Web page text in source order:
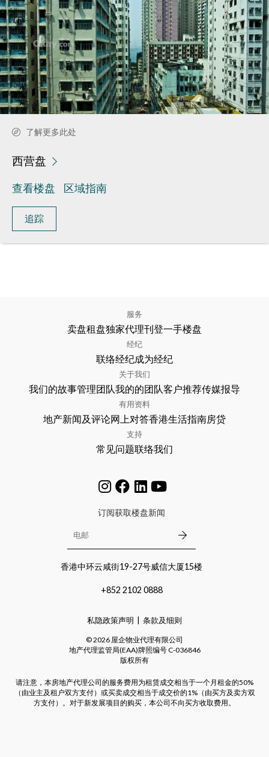
了解更多此处
西营盘
查看楼盘 区域指南
追踪
服务
卖盘租盘独家代理刊登一手楼盘
经纪
联络经纪成为经纪
关于我们
我们的故事管理团队我的的团队客户推荐传媒报导
有用资料
地产新闻及评论网上对答香港生活指南房贷
支持
常见问题联络我们
订阅获取楼盘新闻
香港中环云咸街19-27号威信大厦15楼
+852 2102 0888
私隐政策声明 条款及细则
©2026 屋企物业代理有限公司
地产代理监管局(EAA)牌照编号C-036846
版权所有
请注意，本房地产代理公司的服务费用为租赁成交相当于一个月租金的50%
（由业主及租户双方支付）或买卖成交相当于成交价的1%（由买方及卖方双
方支付）。对于新发展项目的购买，本公司不向买方收取费用。